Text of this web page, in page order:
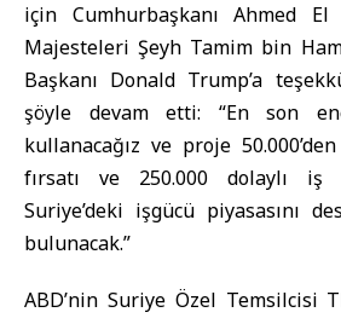
için Cumhurbaşkanı Ahmed
Majesteleri Şeyh Tamim bin
Başkanı Donald Trump’a
şöyle devam etti: “En son
kullanacağız ve proje
fırsatı ve 250.000 dolaylı iş
Suriye’deki işgücü piyasasını
bulunacak.”
ABD’nin Suriye Özel Temsilcisi